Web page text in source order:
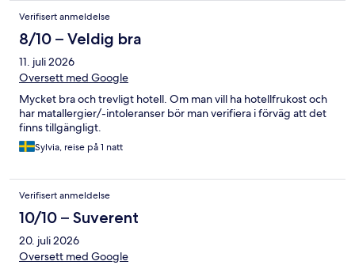
Verifisert anmeldelse
8/10 – Veldig bra
11. juli 2026
Oversett med Google
Mycket bra och trevligt hotell. Om man vill ha hotellfrukost och
har matallergier/-intoleranser bör man verifiera i förväg att det
finns tillgängligt.
Sylvia, reise på 1 natt
Verifisert anmeldelse
10/10 – Suverent
20. juli 2026
Oversett med Google